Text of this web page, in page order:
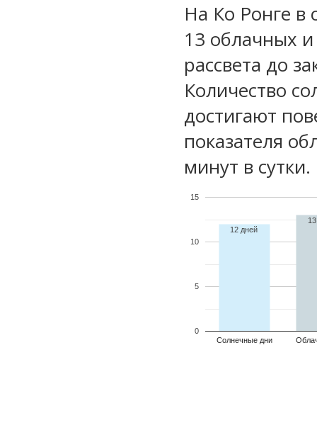
На Ко Ронге в
13 облачных
рассвета до
Количество
достигают
показателя
минут в сутки.
Солнечные дни
0
5
10
15
12 дней